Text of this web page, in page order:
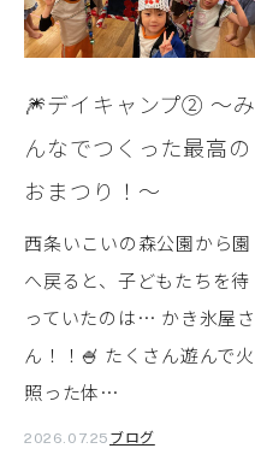
🎆デイキャンプ② ～み
んなでつくった最高の
おまつり！～
西条いこいの森公園から園
へ戻ると、子どもたちを待
っていたのは… かき氷屋さ
ん！！🍧 たくさん遊んで火
照った体…
2026.07.25 ブログ